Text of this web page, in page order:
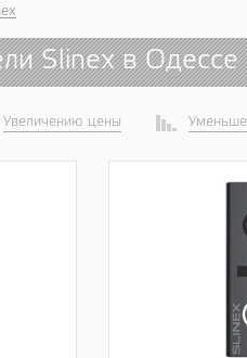
Slinex в Одессе
Увеличению цены